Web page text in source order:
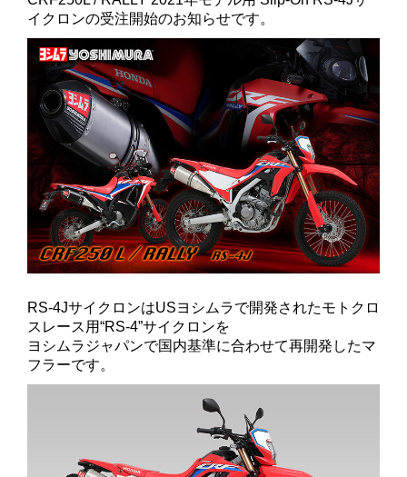
イクロンの受注開始のお知らせです。
RS-4JサイクロンはUSヨシムラで開発されたモトクロ
スレース用“RS-4”サイクロンを
ヨシムラジャパンで国内基準に合わせて再開発したマ
フラーです。